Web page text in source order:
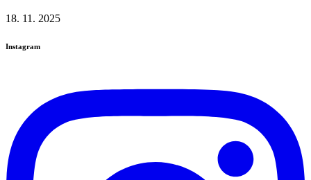
18. 11. 2025
Instagram